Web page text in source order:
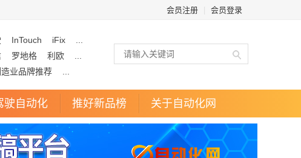
会员注册 会员登录
InTouch iFix
罗地格 利欧
业品牌推荐
驶自动化 推好新品榜 关于自动化网